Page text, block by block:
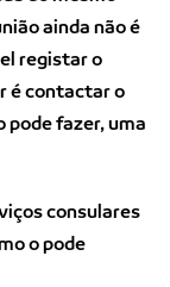
ainda não é
registar o
é contactar o
pode fazer, uma
consulares
o pode